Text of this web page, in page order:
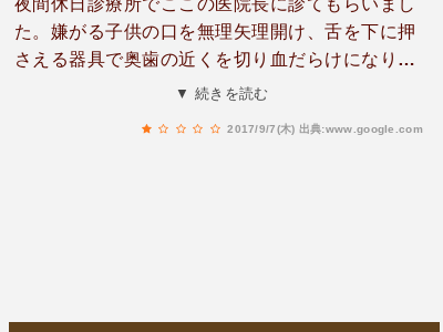
夜間休日診療所でここの医院長に診てもらいまし
た。嫌がる子供の口を無理矢理開け、舌を下に押
さえる器具で奥歯の近くを切り血だらけになりま
した。差の際一言でも謝って下されば良いものの
▼ 続きを読む
2017/9/7(木) 出典:www.google.com